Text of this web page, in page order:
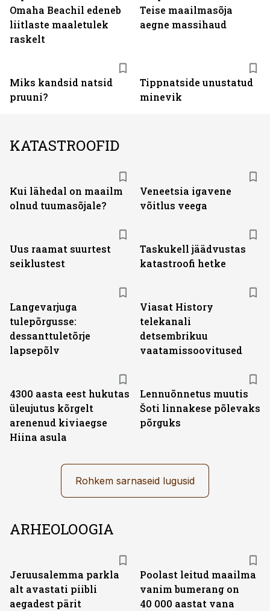
Omaha Beachil edeneb
liitlaste maaletulek
raskelt
Teise maailmasõja
aegne massihaud
Miks kandsid natsid
pruuni?
Tippnatside unustatud
minevik
KATASTROOFID
Kui lähedal on maailm
olnud tuumasõjale?
Veneetsia igavene
võitlus veega
Uus raamat suurtest
seiklustest
Taskukell jäädvustas
katastroofi hetke
Langevarjuga
tulepõrgusse:
dessanttuletõrje
lapsepõlv
Viasat History
telekanali
detsembrikuu
vaatamissoovitused
4300 aasta eest hukutas
üleujutus kõrgelt
arenenud kiviaegse
Hiina asula
Lennuõnnetus muutis
Šoti linnakese põlevaks
põrguks
Rohkem sarnaseid lugusid
ARHEOLOOGIA
Jeruusalemma parkla
alt avastati piibli
aegadest pärit
Poolast leitud maailma
vanim bumerang on
40 000 aastat vana